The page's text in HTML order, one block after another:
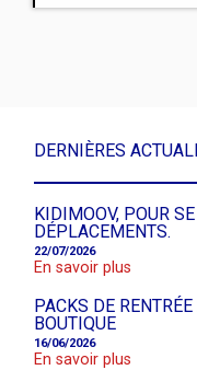
DERNIÈRES
KIDIMOOV, POUR
DÉPLACEMENTS.
22/07/2026
En savoir plus
PACKS DE
BOUTIQUE
16/06/2026
En savoir plus